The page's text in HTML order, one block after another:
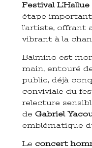
Festival
étape
l’artiste, offrant
vibrant à la
Balmino est
main, entouré
public, déjà
conviviale du
relecture
de Gabriel
emblématique
Le concert